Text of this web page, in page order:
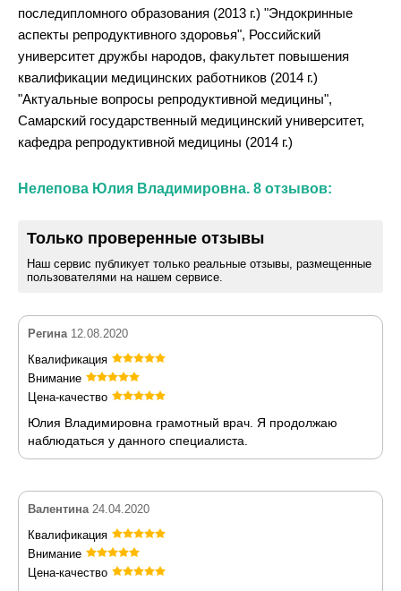
последипломного образования (2013 г.) "Эндокринные
аспекты репродуктивного здоровья", Российский
университет дружбы народов, факультет повышения
квалификации медицинских работников (2014 г.)
"Актуальные вопросы репродуктивной медицины",
Самарский государственный медицинский университет,
кафедра репродуктивной медицины (2014 г.)
Нелепова Юлия Владимировна. 8 отзывов:
Только проверенные отзывы
Наш сервис публикует только реальные отзывы, размещенные
пользователями на нашем сервисе.
Регина 12.08.2020
Квалификация
Внимание
Цена-качество
Юлия Владимировна грамотный врач. Я продолжаю
наблюдаться у данного специалиста.
Валентина 24.04.2020
Квалификация
Внимание
Цена-качество